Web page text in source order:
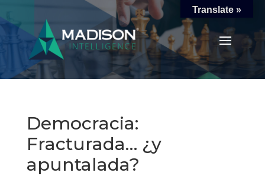
Democracia:
Fracturada… ¿y
apuntalada?
Translate »